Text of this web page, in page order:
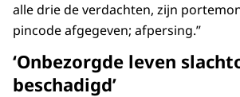
alle drie de verdachten, zijn
pincode afgegeven; afpersing.”
‘Onbezorgde leven
beschadigd’